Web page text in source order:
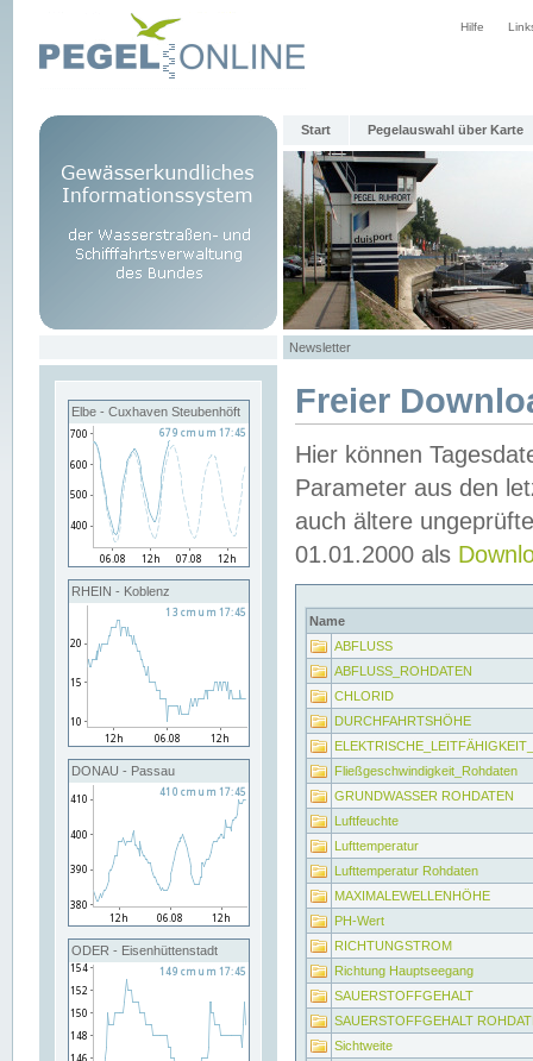
Hilfe
Start Pegelauswahl über Karte
Newsletter
Elbe - Cuxhaven Steubenhöft
RHEIN - Koblenz
DONAU - Passau
ODER - Eisenhüttenstadt
Freier
Hier können
Parameter aus den
auch ältere
01.01.2000 als
Name
ABFLUSS
ABFLUSS_ROHDATEN
CHLORID
DURCHFAHRTSHÖHE
Fließgeschwindigkeit_Rohdaten
GRUNDWASSER ROHDATEN
Luftfeuchte
Lufttemperatur
Lufttemperatur Rohdaten
MAXIMALEWELLENHÖHE
PH-Wert
RICHTUNGSTROM
Richtung Hauptseegang
SAUERSTOFFGEHALT
SAUERSTOFFGEHALT
Sichtweite